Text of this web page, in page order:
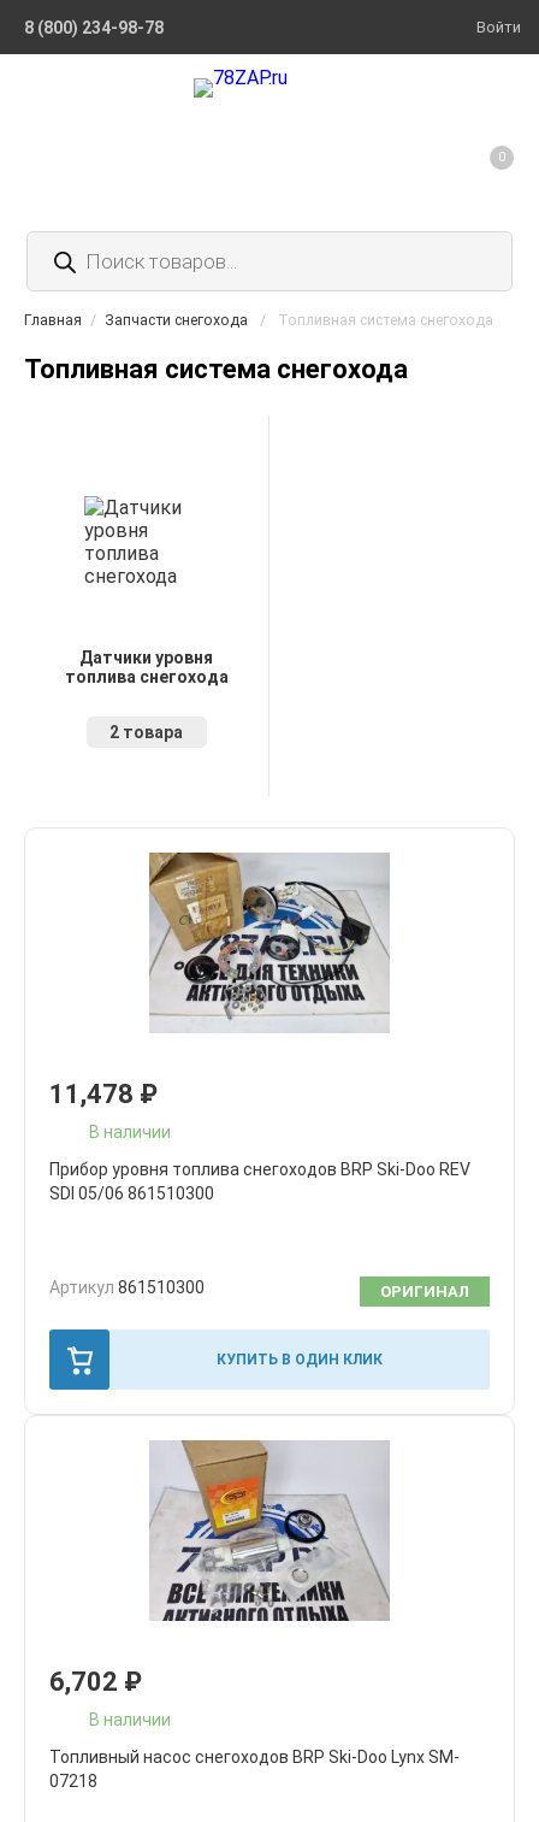
8 (800) 234-98-78 Войти
Поиск
товаров
0
Главная / Запчасти снегохода / Топливная система снегохода
Топливная система снегохода
Датчики уровня
топлива снегохода
2 товара
11,478 ₽
В наличии
Прибор уровня топлива снегоходов BRP Ski-Doo REV
SDI 05/06 861510300
Артикул 861510300 ОРИГИНАЛ
КУПИТЬ В ОДИН КЛИК
6,702 ₽
В наличии
Топливный насос снегоходов BRP Ski-Doo Lynx SM-
07218